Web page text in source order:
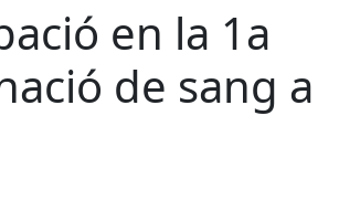
en la 1a
de sang a